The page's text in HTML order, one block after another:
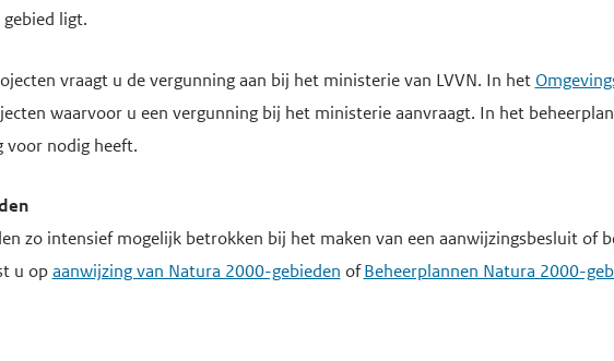
ligt.
vraagt u de vergunning aan bij het ministerie van LVVN. In het
waarvoor u een vergunning bij het ministerie aanvraagt. In het
voor nodig heeft.
zo intensief mogelijk betrokken bij het maken van een aanwijzingsbesluit of
u opaanwijzing van Natura 2000-gebieden ofBeheerplannen Natura 2000-